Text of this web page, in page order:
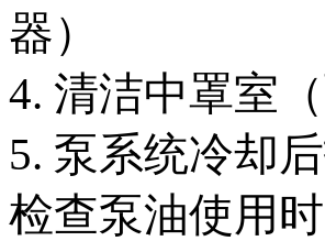
器）
4. 清洁中罩室
5. 泵系统冷却
检查泵油使用